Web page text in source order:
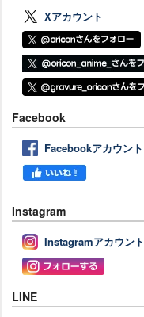
Xアカウント
Facebook
Facebookアカウント
Instagram
Instagramアカウント
LINE